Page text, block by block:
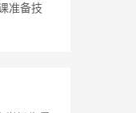
准备技